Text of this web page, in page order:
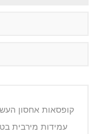
קופסאות אחסון
עמידות מירבית